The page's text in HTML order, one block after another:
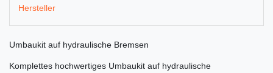
Hersteller
Umbaukit auf hydraulische Bremsen
Komplettes hochwertiges Umbaukit auf hydraulische